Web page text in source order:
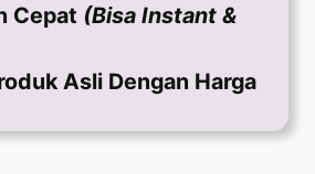
Cepat (Bisa Instant &
Asli Dengan Harga